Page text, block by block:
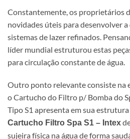
Constantemente, os proprietários
novidades úteis para desenvolver
sistemas de lazer refinados.
líder mundial estruturou estas
para circulação constante de água.
Outro ponto relevante consiste na
o Cartucho do Filtro p/ Bomba do
Tipo S1 apresenta em sua
Cartucho Filtro Spa S1 – Intex
sujeira física na água de forma